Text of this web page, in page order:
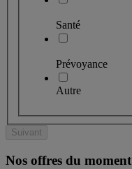
Santé
Prévoyance
Autre
Suivant
Nos offres du moment